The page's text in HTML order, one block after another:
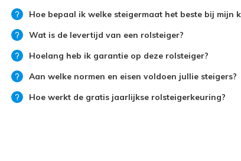
Hoe bepaal ik welke steigermaat het beste bij mijn
Wat is de levertijd van een rolsteiger?
Hoelang heb ik garantie op deze rolsteiger?
Aan welke normen en eisen voldoen jullie steigers?
Hoe werkt de gratis jaarlijkse rolsteigerkeuring?